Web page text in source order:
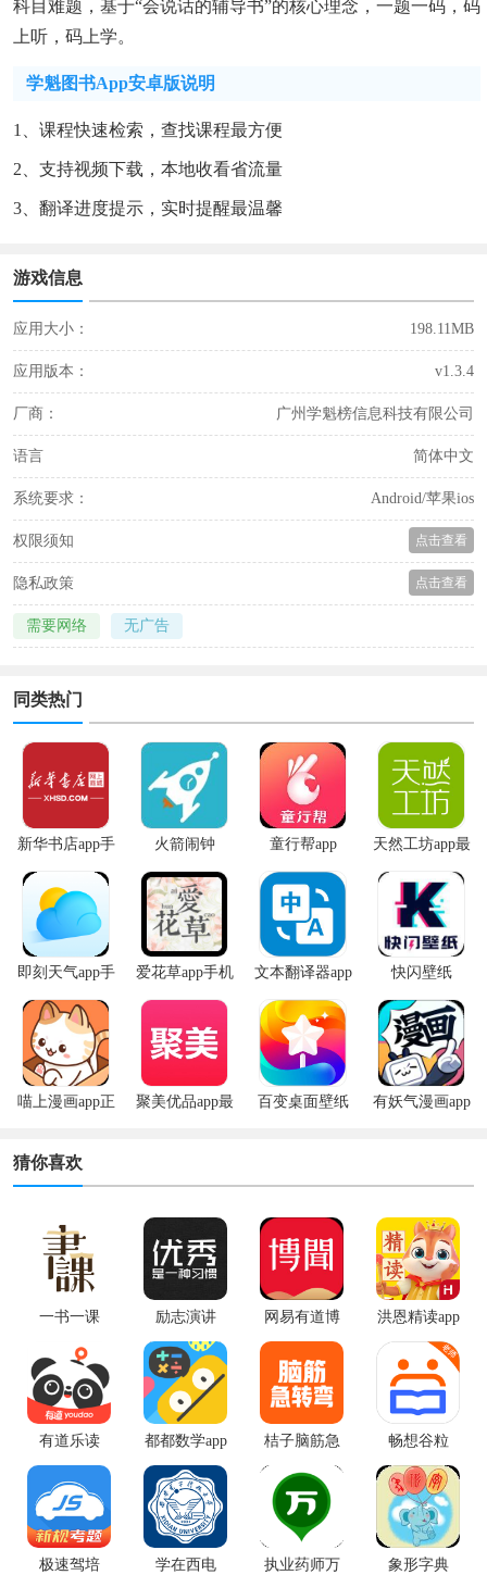
科目难题，基于“会说话的辅导书”的核心理念，一题一码，码
上听，码上学。
学魁图书app安卓版说明
1、课程快速检索，查找课程最方便
2、支持视频下载，本地收看省流量
3、翻译进度提示，实时提醒最温馨
游戏信息
应用大小： 198.11MB
应用版本： v1.3.4
厂商： 广州学魁榜信息科技有限公司
语言 简体中文
系统要求： Android/苹果ios
权限须知 点击查看
隐私政策 点击查看
需要网络 无广告
同类热门
新华书店app手
火箭闹钟 童行帮app
天然工坊app最
即刻天气app手
机版
爱花草app手机
版
文本翻译器app 快闪壁纸
喵上漫画app正
聚美优品app最
百变桌面壁纸
有妖气漫画app
猜你喜欢
一书一课 励志演讲
网易有道博
闻app手机版
洪恩精读app
最新版
有道乐读 都都数学app
桔子脑筋急
畅想谷粒
极速驾培 学在西电
执业药师万
象形字典